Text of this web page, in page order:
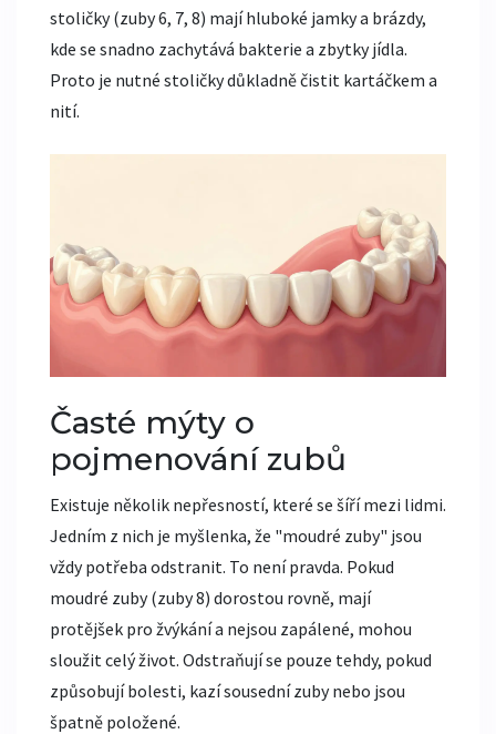
stoličky (zuby 6, 7, 8) mají hluboké jamky a brázdy,
kde se snadno zachytává bakterie a zbytky jídla.
Proto je nutné stoličky důkladně čistit kartáčkem a
nití.
Časté mýty o
pojmenování zubů
Existuje několik nepřesností, které se šíří mezi lidmi.
Jedním z nich je myšlenka, že "moudré zuby" jsou
vždy potřeba odstranit. To není pravda. Pokud
moudré zuby (zuby 8) dorostou rovně, mají
protějšek pro žvýkání a nejsou zapálené, mohou
sloužit celý život. Odstraňují se pouze tehdy, pokud
způsobují bolesti, kazí sousední zuby nebo jsou
špatně položené.